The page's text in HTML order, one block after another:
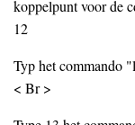
koppelpunt voor de
12
Typ het commando
< Br >